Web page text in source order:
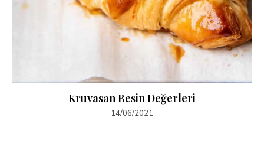
Kruvasan Besin Değerleri
14/06/2021